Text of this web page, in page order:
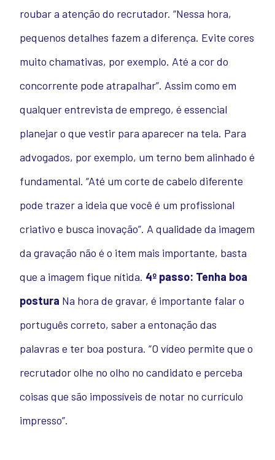
roubar a atenção do recrutador. “Nessa hora,
pequenos detalhes fazem a diferença. Evite cores
muito chamativas, por exemplo. Até a cor do
concorrente pode atrapalhar”. Assim como em
qualquer entrevista de emprego, é essencial
planejar o que vestir para aparecer na tela. Para
advogados, por exemplo, um terno bem alinhado é
fundamental. “Até um corte de cabelo diferente
pode trazer a ideia que você é um profissional
criativo e busca inovação”. A qualidade da imagem
da gravação não é o item mais importante, basta
que a imagem fique nítida. 4º passo: Tenha boa
postura Na hora de gravar, é importante falar o
português correto, saber a entonação das
palavras e ter boa postura. “O vídeo permite que o
recrutador olhe no olho no candidato e perceba
coisas que são impossíveis de notar no currículo
impresso”.